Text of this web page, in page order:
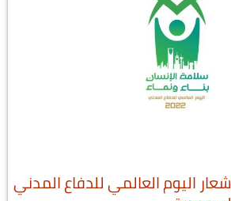
بدقة عالية PDF شعار اليوم العالمي للدفاع المدني